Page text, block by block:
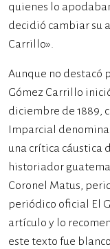
quienes lo
decidió cambiar su
Carrillo».
Aunque no destacó
Gómez Carrillo
diciembre de 1889,
Imparcial
una crítica cáustica
historiador
Coronel Matus,
periódico oficial El
artículo y lo
este texto fue